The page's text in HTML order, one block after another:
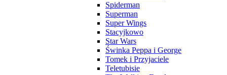
Spiderman
Superman
Super Wings
Stacyjkowo
Star Wars
Świnka Peppa i George
Tomek i Przyjaciele
Teletubisie